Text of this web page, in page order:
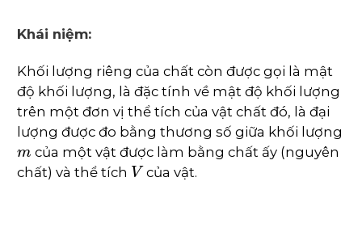
Khái niệm:
Khối lượng riêng của chất còn được gọi là mật
độ khối lượng, là đặc tính về mật độ khối lượng
trên một đơn vị thể tích của vật chất đó, là đại
lượng được đo bằng thương số giữa khối lượng
mcủa một vật được làm bằng chất ấy (nguyên
chất) và thể tích V của vật.